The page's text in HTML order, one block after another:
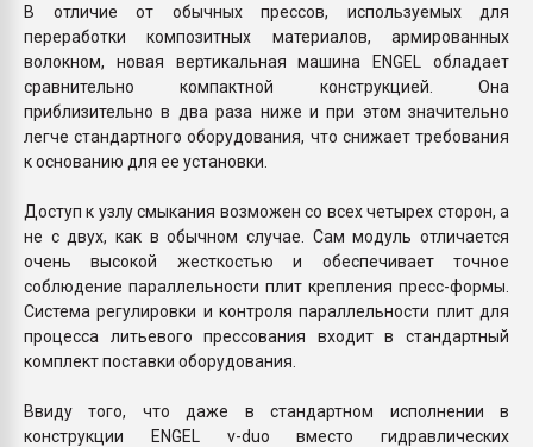
В отличие от обычных прессов, используемых для
переработки композитных материалов, армированных
волокном, новая вертикальная машина ENGEL обладает
сравнительно компактной конструкцией. Она
приблизительно в два раза ниже и при этом значительно
легче стандартного оборудования, что снижает требования
к основанию для ее установки.
Доступ к узлу смыкания возможен со всех четырех сторон, а
не с двух, как в обычном случае. Сам модуль отличается
очень высокой жесткостью и обеспечивает точное
соблюдение параллельности плит крепления пресс-формы.
Система регулировки и контроля параллельности плит для
процесса литьевого прессования входит в стандартный
комплект поставки оборудования.
Ввиду того, что даже в стандартном исполнении в
конструкции ENGEL v-duo вместо гидравлических